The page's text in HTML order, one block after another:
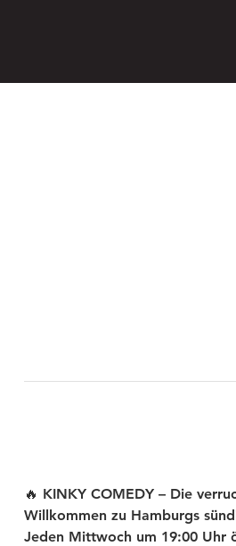
🔥 KINKY COMEDY – Die
Willkommen zu Hamburgs
Jeden Mittwoch um 19:00 Uhr